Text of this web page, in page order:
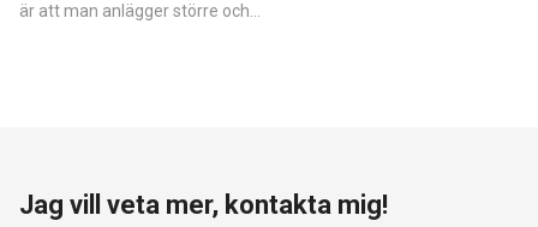
är att man anlägger större och…
Jag vill veta mer, kontakta mig!